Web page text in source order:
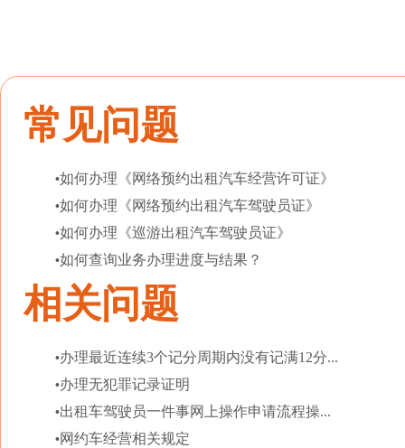
常见问题
•如何办理《网络预约出租汽车经营许可证》
•如何办理《网络预约出租汽车驾驶员证》
•如何办理《巡游出租汽车驾驶员证》
•如何查询业务办理进度与结果？
相关问题
•办理最近连续3个记分周期内没有记满12分...
•办理无犯罪记录证明
•出租车驾驶员一件事网上操作申请流程操...
•网约车经营相关规定